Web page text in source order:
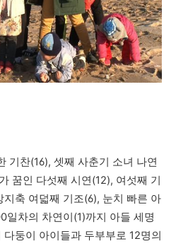
기찬(16), 셋째 사춘기 소녀 나연
꿈인 다섯째 시연(12), 여섯째 기
축 여덟째 기조(6), 눈치 빠른 아
일차의 차연이(1)까지 아들 세명
둥이 아이들과 두부부로 12명의